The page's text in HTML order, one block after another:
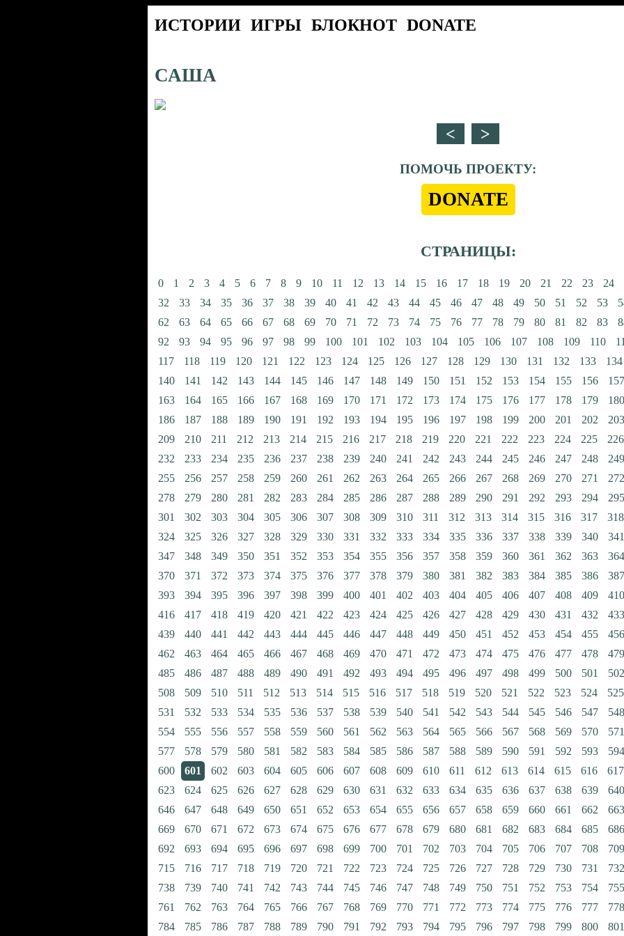
ИСТОРИИ ИГРЫ БЛОКНОТ DONATE
САША
ПОМОЧЬ ПРОЕКТУ:
DONATE
СТРАНИЦЫ:
0 1 2 3 4 5 6 7 8 9 10 11 12 13 14 15 16 17 18 19 20 21 22 23
24
32
33 34 35 36 37 38 39 40 41 42 43 44 45 46 47 48 49 50 51 52 53
62
63 64 65 66 67 68 69 70 71 72 73 74 75 76 77 78 79 80 81 82 83
92
93 94 95 96 97 98 99 100 101 102 103 104 105 106 107 108 109 110
117
118 119 120 121 122 123 124 125 126 127 128 129 130 131 132 133
134
140
141 142 143 144 145 146 147 148 149 150 151 152 153 154 155 156
157
163
164 165 166 167 168 169 170 171 172 173 174 175 176 177 178 179
180
186
187 188 189 190 191 192 193 194 195 196 197 198 199 200 201 202
203
209
210 211 212 213 214 215 216 217 218 219 220 221 222 223 224 225
226
232
233 234 235 236 237 238 239 240 241 242 243 244 245 246 247 248
249
255
256 257 258 259 260 261 262 263 264 265 266 267 268 269 270 271
272
278
279 280 281 282 283 284 285 286 287 288 289 290 291 292 293 294
295
301
302 303 304 305 306 307 308 309 310 311 312 313 314 315 316 317
318
324
325 326 327 328 329 330 331 332 333 334 335 336 337 338 339 340
341
347
348 349 350 351 352 353 354 355 356 357 358 359 360 361 362 363
364
370
371 372 373 374 375 376 377 378 379 380 381 382 383 384 385 386
387
393
394 395 396 397 398 399 400 401 402 403 404 405 406 407 408 409
410
416
417 418 419 420 421 422 423 424 425 426 427 428 429 430 431 432
433
439
440 441 442 443 444 445 446 447 448 449 450 451 452 453 454 455
456
462
463 464 465 466 467 468 469 470 471 472 473 474 475 476 477 478
479
485
486 487 488 489 490 491 492 493 494 495 496 497 498 499 500 501
502
508
509 510 511 512 513 514 515 516 517 518 519 520 521 522 523 524
525
531
532 533 534 535 536 537 538 539 540 541 542 543 544 545 546 547
548
554
555 556 557 558 559 560 561 562 563 564 565 566 567 568 569 570
571
577
578 579 580 581 582 583 584 585 586 587 588 589 590 591 592 593
594
600
601 602 603 604 605 606 607 608 609 610 611 612 613 614 615 616
617
623
624 625 626 627 628 629 630 631 632 633 634 635 636 637 638 639
640
646
647 648 649 650 651 652 653 654 655 656 657 658 659 660 661 662
663
669
670 671 672 673 674 675 676 677 678 679 680 681 682 683 684 685
686
692
693 694 695 696 697 698 699 700 701 702 703 704 705 706 707 708
709
715
716 717 718 719 720 721 722 723 724 725 726 727 728 729 730 731
732
738
739 740 741 742 743 744 745 746 747 748 749 750 751 752 753 754
755
761
762 763 764 765 766 767 768 769 770 771 772 773 774 775 776 777
778
784
785 786 787 788 789 790 791 792 793 794 795 796 797 798 799 800 801